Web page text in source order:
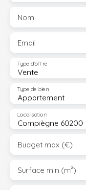
Nom
Email
Vente
Type d'offre
Appartement
Type de bien
Compiègne 60200
Localisation
Budget max (€)
Surface min (m²)